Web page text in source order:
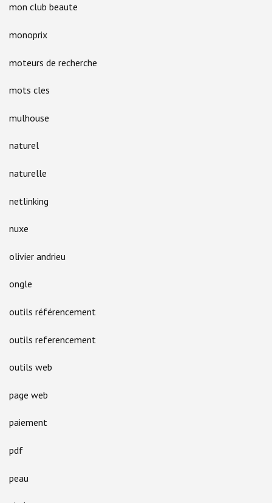
mon club beaute
monoprix
moteurs de recherche
mots cles
mulhouse
naturel
naturelle
netlinking
nuxe
olivier andrieu
ongle
outils référencement
outils referencement
outils web
page web
paiement
pdf
peau